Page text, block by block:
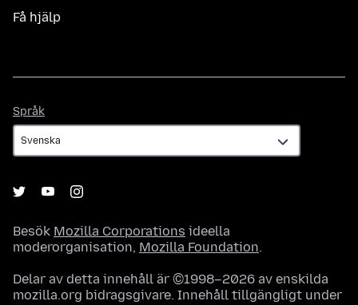
Få hjälp
Språk
Besök Mozilla Corporations ideella
moderorganisation, Mozilla Foundation.
Delar av detta innehåll är ©1998–2026 av enskilda
mozilla.org bidragsgivare. Innehåll tillgängligt under